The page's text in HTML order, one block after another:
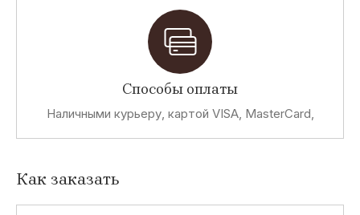
Способы оплаты
Наличными курьеру, картой VISA, MasterCard,
Как заказать